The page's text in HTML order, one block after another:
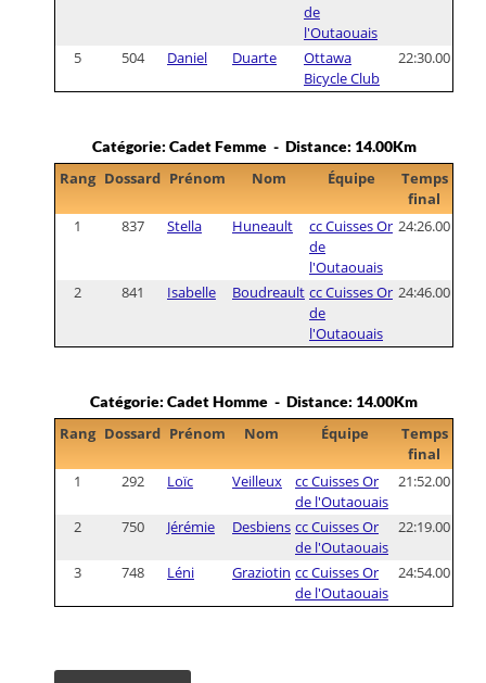
de
l'Outaouais
5 504 Daniel Duarte
Ottawa
Bicycle Club
22:30.00
Catégorie: Cadet Femme - Distance: 14.00Km
Rang Dossard Prénom Nom Équipe
Temps
final
1
837 Stella Huneault
cc Cuisses Or
de
l'Outaouais
24:26.00
2 841 Isabelle Boudreault cc Cuisses Or
de
l'Outaouais
24:46.00
Catégorie: Cadet Homme - Distance: 14.00Km
Rang Dossard Prénom Nom Équipe
Temps
final
1
292 Loïc Veilleux
cc Cuisses Or
de l'Outaouais
21:52.00
2 750 Jérémie Desbiens cc Cuisses Or
de l'Outaouais
22:19.00
3 748 Léni Graziotin cc Cuisses Or
de l'Outaouais
24:54.00